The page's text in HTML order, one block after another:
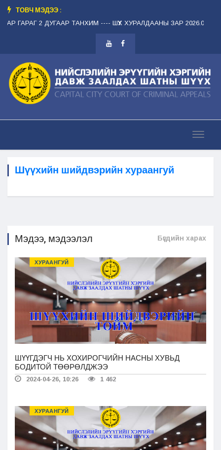
ТОВЧ МЭДЭЭ :
ГАРАГ 2 ДУГААР ТАНХИМ ---- ШҮҮХ ХУРАЛДААНЫ ЗАР 2026.08.12
Шүүхийн шийдвэрийн хураангуй
Мэдээ, мэдээлэл Бүгдийн харах
ХУРААНГУЙ
ШҮҮГДЭГЧ НЬ ХОХИРОГЧИЙН НАСНЫ ХУВЬД
БОДИТОЙ ТӨӨРӨЛДЖЭЭ
2024-04-26, 10:26 1 462
ХУРААНГУЙ